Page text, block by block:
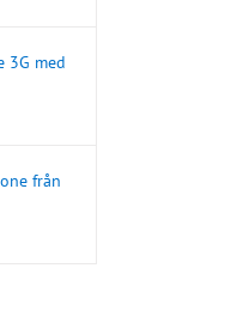
3G med
från